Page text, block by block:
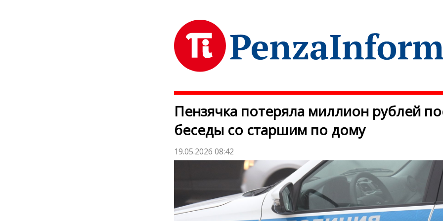
Пензячка потеряла миллион рублей
беседы со старшим по дому
19.05.2026 08:42